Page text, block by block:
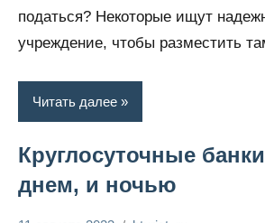
податься? Некоторые ищут
учреждение, чтобы разместить
Читать далее
Круглосуточные
днем, и ночью